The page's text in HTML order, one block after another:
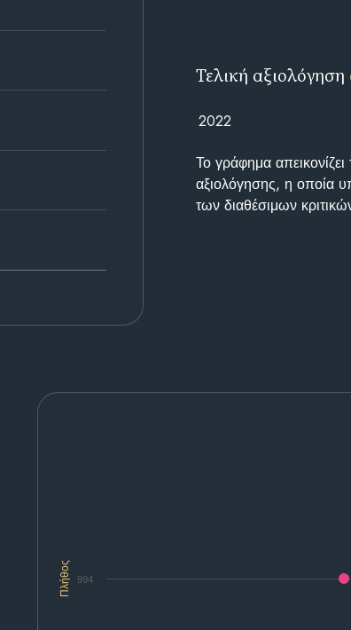
Τελική αξιολόγηση
2022
Το γράφημα απεικονίζει
αξιολόγησης, η οποία
των διαθέσιμων
Πλήθος 994